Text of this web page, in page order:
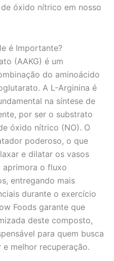
óxido nítrico em nosso
é Importante?
(AAKG) é um
do aminoácido
A L-Arginina é
na síntese de
por ser o substrato
óxido nítrico (NO). O
poderoso, o que
e dilatar os vasos
aprimora o fluxo
entregando mais
durante o exercício
Foods garante que
deste composto,
para quem busca
e melhor recuperação.